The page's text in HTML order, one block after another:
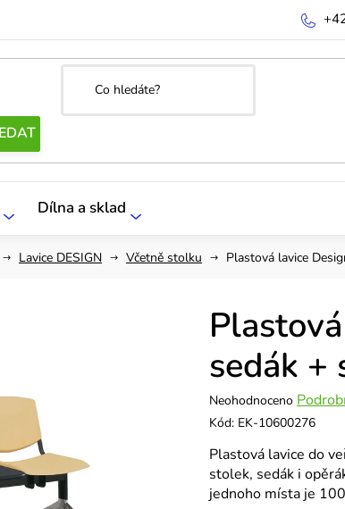
Dílna a sklad
Lavice DESIGN Včetně stolku Plastová lavice
sedák +
Průměrné
hodnocení
je
0,0
z
Neohodnoceno
Kód: EK-10600276
Plastová lavice do
stolek, sedák i
jednoho místa je